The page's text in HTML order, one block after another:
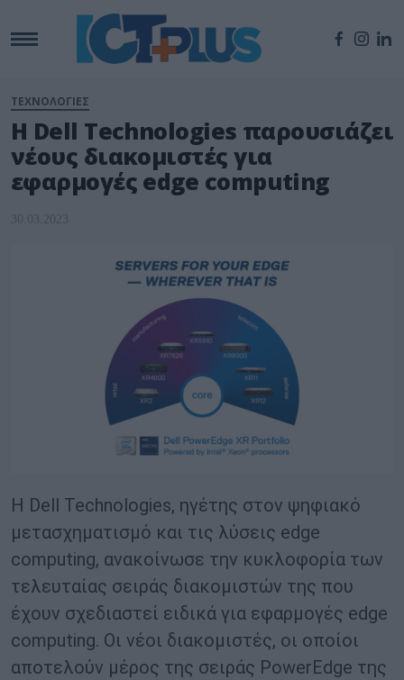
ΤΕΧΝΟΛΟΓΙΕΣ
Η Dell Technologies παρουσιάζει
νέους διακομιστές για
εφαρμογές edge computing
30.03.2023
Η Dell Technologies, ηγέτης στον ψηφιακό
μετασχηματισμό και τις λύσεις edge
computing, ανακοίνωσε την κυκλοφορία των
τελευταίας σειράς διακομιστών της που
έχουν σχεδιαστεί ειδικά για εφαρμογές edge
computing. Οι νέοι διακομιστές, οι οποίοι
αποτελούν μέρος της σειράς PowerEdge της